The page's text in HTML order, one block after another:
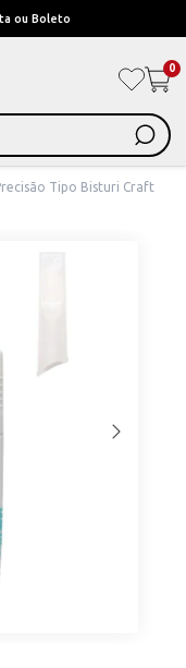
juros ou ate 12x com juros
0
Tipo Bisturi Craft